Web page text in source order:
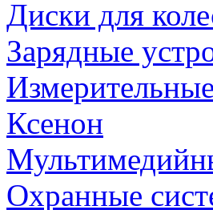
Диски для
Зарядные
Ксенон
Охранные